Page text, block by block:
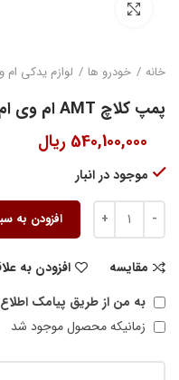
خانه خودرو ها لوازم یدکی ام
پمپ کلاچ AMT ام وی ام 110 اتومات
540,100,000 ریال
موجود در انبار
افزودن به
مقایسه
افزودن به
به من از طریق پیامک
زمانیکه محصول موجود شد